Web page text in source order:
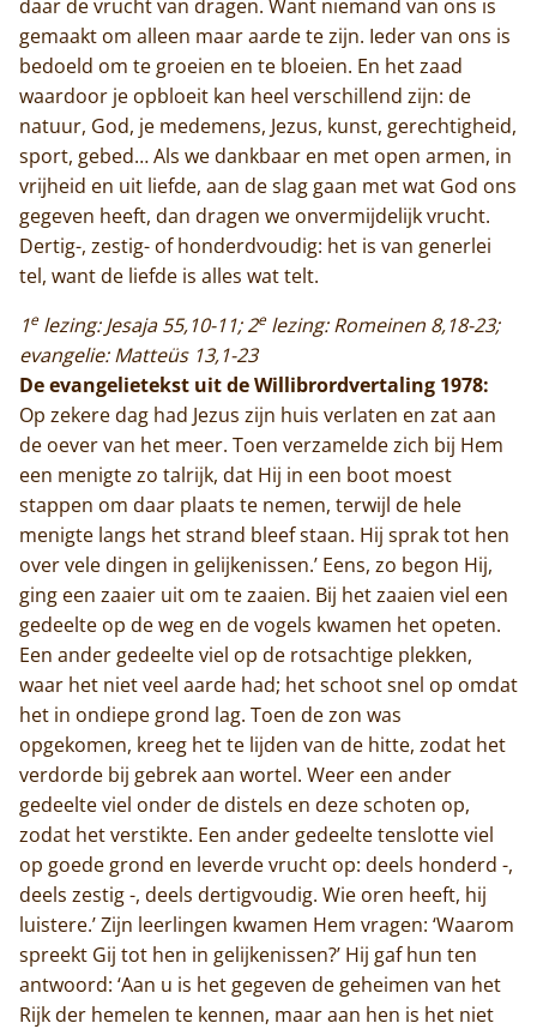
De abdij
Actueel
Monnik worden
Contact
daar de vrucht van dragen. Want niemand van ons is
gemaakt om alleen maar aarde te zijn. Ieder van ons is
bedoeld om te groeien en te bloeien. En het zaad
waardoor je opbloeit kan heel verschillend zijn: de
natuur, God, je medemens, Jezus, kunst, gerechtigheid,
sport, gebed… Als we dankbaar en met open armen, in
vrijheid en uit liefde, aan de slag gaan met wat God ons
gegeven heeft, dan dragen we onvermijdelijk vrucht.
Dertig-, zestig- of honderdvoudig: het is van generlei
tel, want de liefde is alles wat telt.
1elezing: Jesaja 55,10-11; 2elezing: Romeinen 8,18-23;
evangelie: Matteüs 13,1-23
De evangelietekst uit de Willibrordvertaling 1978:
Op zekere dag had Jezus zijn huis verlaten en zat aan
de oever van het meer. Toen verzamelde zich bij Hem
een menigte zo talrijk, dat Hij in een boot moest
stappen om daar plaats te nemen, terwijl de hele
menigte langs het strand bleef staan. Hij sprak tot hen
over vele dingen in gelijkenissen.’ Eens, zo begon Hij,
ging een zaaier uit om te zaaien. Bij het zaaien viel een
gedeelte op de weg en de vogels kwamen het opeten.
Een ander gedeelte viel op de rotsachtige plekken,
waar het niet veel aarde had; het schoot snel op omdat
het in ondiepe grond lag. Toen de zon was
opgekomen, kreeg het te lijden van de hitte, zodat het
verdorde bij gebrek aan wortel. Weer een ander
gedeelte viel onder de distels en deze schoten op,
zodat het verstikte. Een ander gedeelte tenslotte viel
op goede grond en leverde vrucht op: deels honderd -,
deels zestig -, deels dertigvoudig. Wie oren heeft, hij
luistere.’ Zijn leerlingen kwamen Hem vragen: ‘Waarom
spreekt Gij tot hen in gelijkenissen?’ Hij gaf hun ten
antwoord: ‘Aan u is het gegeven de geheimen van het
Rijk der hemelen te kennen, maar aan hen is het niet